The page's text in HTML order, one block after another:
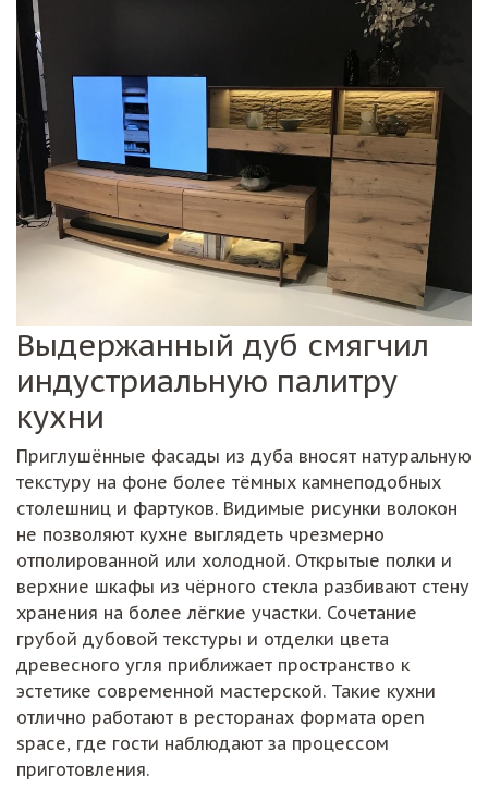
Выдержанный дуб смягчил
индустриальную палитру
кухни
Приглушённые фасады из дуба вносят натуральную
текстуру на фоне более тёмных камнеподобных
столешниц и фартуков. Видимые рисунки волокон
не позволяют кухне выглядеть чрезмерно
отполированной или холодной. Открытые полки и
верхние шкафы из чёрного стекла разбивают стену
хранения на более лёгкие участки. Сочетание
грубой дубовой текстуры и отделки цвета
древесного угля приближает пространство к
эстетике современной мастерской. Такие кухни
отлично работают в ресторанах формата open
space, где гости наблюдают за процессом
приготовления.